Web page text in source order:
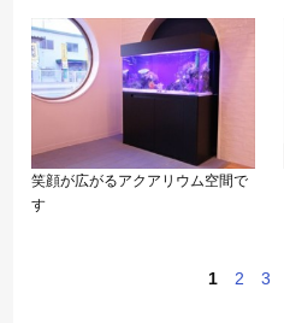
笑顔が広がるアクアリウム空間で
す
1 2 3